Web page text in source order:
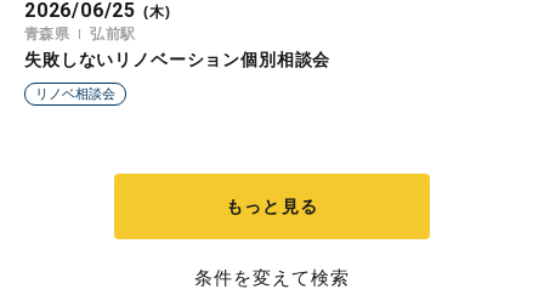
2026/06/25 (木)
青森県
弘前駅
失敗しないリノベーション個別相談会
リノベ相談会
もっと見る
条件を変えて検索